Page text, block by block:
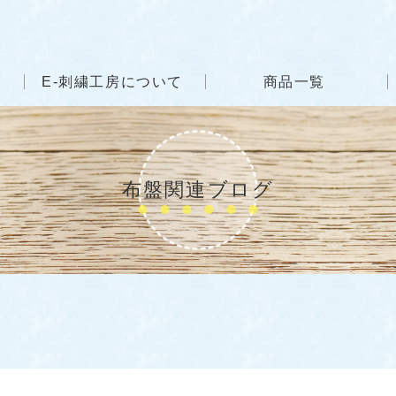
E-刺繍工房について 商品一覧
布盤関連ブログ